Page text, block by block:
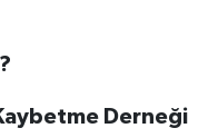
Derneği